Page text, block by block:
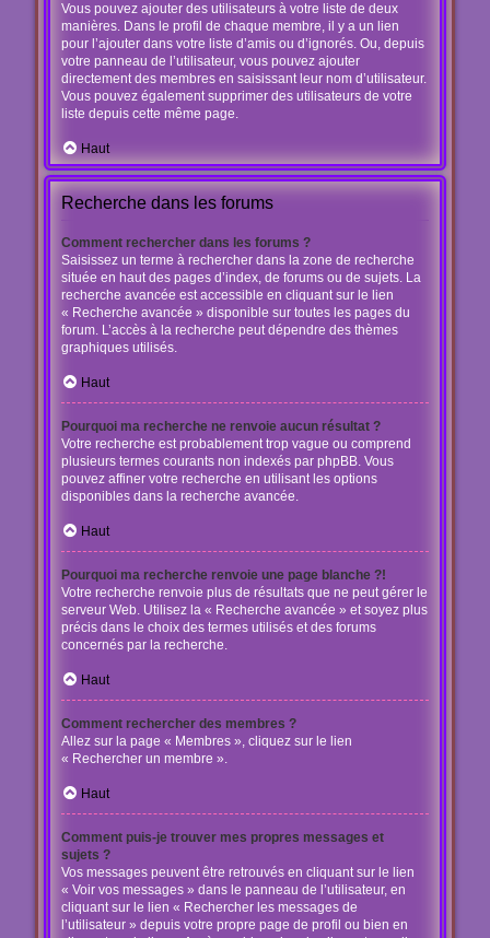
Vous pouvez ajouter des utilisateurs à votre liste de deux
manières. Dans le profil de chaque membre, il y a un lien
pour l’ajouter dans votre liste d’amis ou d’ignorés. Ou, depuis
votre panneau de l’utilisateur, vous pouvez ajouter
directement des membres en saisissant leur nom d’utilisateur.
Vous pouvez également supprimer des utilisateurs de votre
liste depuis cette même page.
Haut
Recherche dans les forums
Comment rechercher dans les forums ?
Saisissez un terme à rechercher dans la zone de recherche
située en haut des pages d’index, de forums ou de sujets. La
recherche avancée est accessible en cliquant sur le lien
« Recherche avancée » disponible sur toutes les pages du
forum. L’accès à la recherche peut dépendre des thèmes
graphiques utilisés.
Haut
Pourquoi ma recherche ne renvoie aucun résultat ?
Votre recherche est probablement trop vague ou comprend
plusieurs termes courants non indexés par phpBB. Vous
pouvez affiner votre recherche en utilisant les options
disponibles dans la recherche avancée.
Haut
Pourquoi ma recherche renvoie une page blanche ?!
Votre recherche renvoie plus de résultats que ne peut gérer le
serveur Web. Utilisez la « Recherche avancée » et soyez plus
précis dans le choix des termes utilisés et des forums
concernés par la recherche.
Haut
Comment rechercher des membres ?
Allez sur la page « Membres », cliquez sur le lien
« Rechercher un membre ».
Haut
Comment puis-je trouver mes propres messages et
sujets ?
Vos messages peuvent être retrouvés en cliquant sur le lien
« Voir vos messages » dans le panneau de l’utilisateur, en
cliquant sur le lien « Rechercher les messages de
l’utilisateur » depuis votre propre page de profil ou bien en